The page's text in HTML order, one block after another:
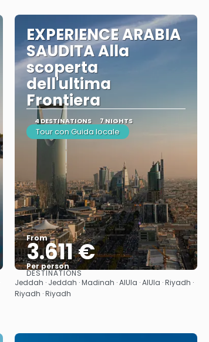
EXPERIENCE ARABIA
SAUDITA Alla
scoperta
dell'ultima
Frontiera
4 DESTINATIONS 7 NIGHTS
Tour con Guida locale
From
3.611 €
Per person
See
DESTINATIONS
Jeddah · Jeddah · Madinah · AlUla · AlUla · Riyadh ·
Riyadh · Riyadh